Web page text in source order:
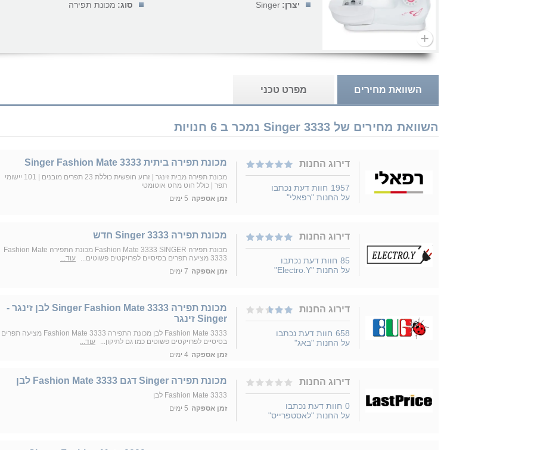
יצרן: Singer סוג: מכונת תפירה
השוואת מחירים מפרט טכני
השוואת מחירים של Singer 3333 נמכר ב 6 חנויות
דירוג החנות
1957 חוות דעת נכתבו
על החנות "רפאלי"
מכונת תפירה ביתית Singer Fashion Mate 3333
מכונת תפירה מבית זינגר | זרוע חופשית כוללת 23 תפרים מובנים | 101 יישומי
תפר | כולל חוט מחט אוטומטי
זמן אספקה 5 ימים
דירוג החנות
85 חוות דעת נכתבו
על החנות "Electro.Y"
‏מכונת תפירה 3333 Singer חדש
מכונת תפירה Fashion Mate 3333 SINGER מכונת התפירה Fashion Mate
3333 מציעה תפרים בסיסיים לפרויקטים פשוטים...
עוד...
זמן אספקה 7 ימים
דירוג החנות
658 חוות דעת נכתבו
על החנות "באג"
מכונת תפירה Singer Fashion Mate 3333 לבן זינגר -
Singer זינגר
Fashion Mate 3333 לבן מכונת התפירה Fashion Mate 3333 מציעה תפרים
בסיסיים לפרויקטים פשוטים כמו גם לתיקון...
עוד...
זמן אספקה 4 ימים
דירוג החנות
0 חוות דעת נכתבו
על החנות "לאסטפרייס"
מכונת תפירה Singer דגם Fashion Mate 3333 לבן
Fashion Mate 3333 לבן
זמן אספקה 5 ימים